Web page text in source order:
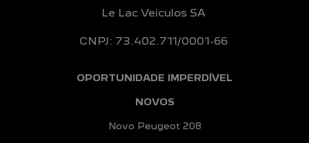
Le Lac Veiculos SA
CNPJ: 73.402.711/0001-66
OPORTUNIDADE IMPERDÍVEL
NOVOS
Novo Peugeot 208